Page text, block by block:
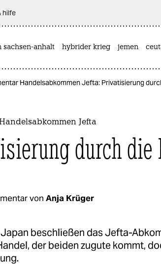
hilfe
sachsen-anhalt hybrider krieg jemen
Handelsabkommen Jefta: Privatisierung
Jefta
durch
von Anja Krüger
Japan beschließen das Jefta-
der beiden zugute kommt,